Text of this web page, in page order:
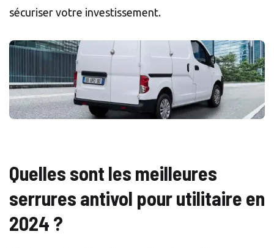
sécuriser votre investissement.
Quelles sont les meilleures
serrures antivol pour utilitaire en
2024 ?